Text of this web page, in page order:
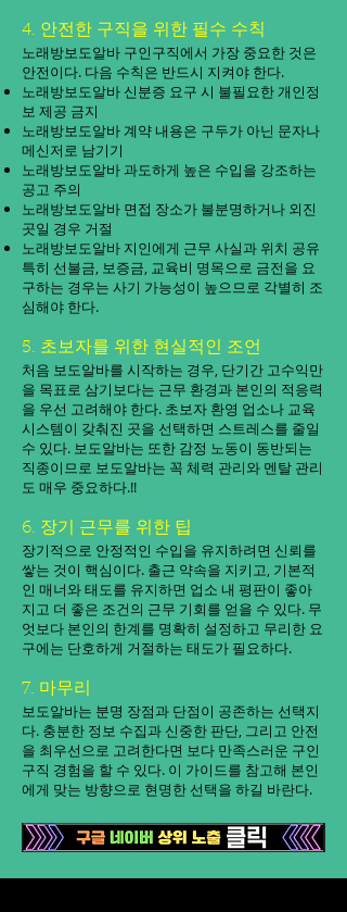
4. 안전한 구직을 위한 필수 수칙
노래방보도알바 구인구직에서 가장 중요한 것은
안전이다. 다음 수칙은 반드시 지켜야 한다.
노래방보도알바 신분증 요구 시 불필요한 개인정
보 제공 금지
노래방보도알바 계약 내용은 구두가 아닌 문자나
메신저로 남기기
노래방보도알바 과도하게 높은 수입을 강조하는
공고 주의
노래방보도알바 면접 장소가 불분명하거나 외진
곳일 경우 거절
노래방보도알바 지인에게 근무 사실과 위치 공유
특히 선불금, 보증금, 교육비 명목으로 금전을 요
구하는 경우는 사기 가능성이 높으므로 각별히 조
심해야 한다.
5. 초보자를 위한 현실적인 조언
처음 보도알바를 시작하는 경우, 단기간 고수익만
을 목표로 삼기보다는 근무 환경과 본인의 적응력
을 우선 고려해야 한다. 초보자 환영 업소나 교육
시스템이 갖춰진 곳을 선택하면 스트레스를 줄일
수 있다. 보도알바는 또한 감정 노동이 동반되는
직종이므로 보도알바는 꼭 체력 관리와 멘탈 관리
도 매우 중요하다.!!
6. 장기 근무를 위한 팁
장기적으로 안정적인 수입을 유지하려면 신뢰를
쌓는 것이 핵심이다. 출근 약속을 지키고, 기본적
인 매너와 태도를 유지하면 업소 내 평판이 좋아
지고 더 좋은 조건의 근무 기회를 얻을 수 있다. 무
엇보다 본인의 한계를 명확히 설정하고 무리한 요
구에는 단호하게 거절하는 태도가 필요하다.
7. 마무리
보도알바는 분명 장점과 단점이 공존하는 선택지
다. 충분한 정보 수집과 신중한 판단, 그리고 안전
을 최우선으로 고려한다면 보다 만족스러운 구인
구직 경험을 할 수 있다. 이 가이드를 참고해 본인
에게 맞는 방향으로 현명한 선택을 하길 바란다.